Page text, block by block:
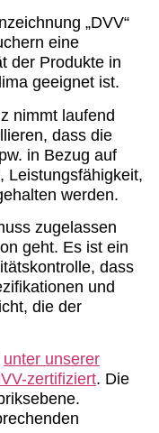
„DVV“
eine
der Produkte in
geeignet ist.
nimmt laufend
dass die
in Bezug auf
Leistungsfähigkeit,
werden.
zugelassen
geht. Es ist ein
dass
und
die der
unter unserer
zertifiziert. Die